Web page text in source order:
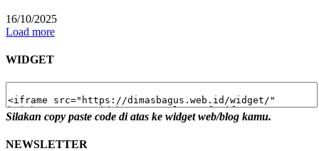
16/10/2025
Load more
WIDGET
Silakan copy paste code di atas ke widget web/blog kamu.
NEWSLETTER